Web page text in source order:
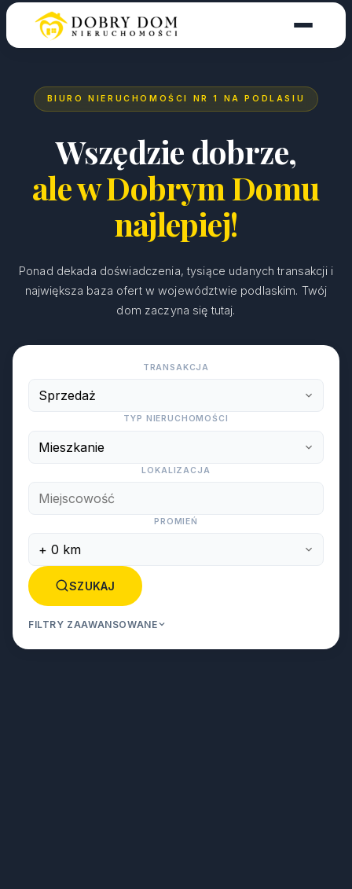
BIURO NIERUCHOMOŚCI NR 1 NA PODLASIU
Wszędzie dobrze,
ale w Dobrym Domu
najlepiej!
Ponad dekada doświadczenia, tysiące udanych transakcji i
największa baza ofert w województwie podlaskim. Twój
dom zaczyna się tutaj.
TRANSAKCJA
TYP NIERUCHOMOŚCI
LOKALIZACJA
PROMIEŃ
SZUKAJ
FILTRY ZAAWANSOWANE